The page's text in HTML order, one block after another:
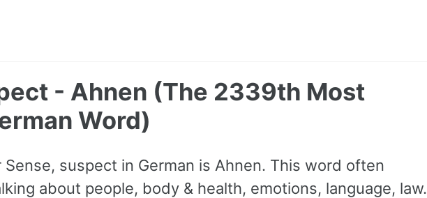
- Ahnen (The 2339th Most
Word)
suspect in German is Ahnen. This word often
about people, body & health, emotions, language, law.